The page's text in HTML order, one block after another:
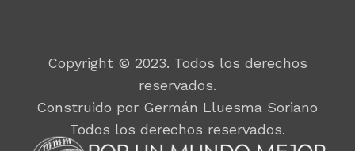
Copyright © 2023. Todos los derechos
reservados.
Construido por Germán Lluesma Soriano
Todos los derechos reservados.